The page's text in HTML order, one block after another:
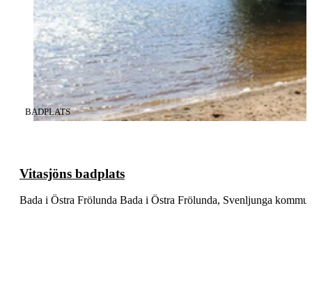
Vitasjöns badplats
KATEGORI:
BADPLATS
Bada i Östra Frölunda Bada i Östra Frölunda, Svenljunga